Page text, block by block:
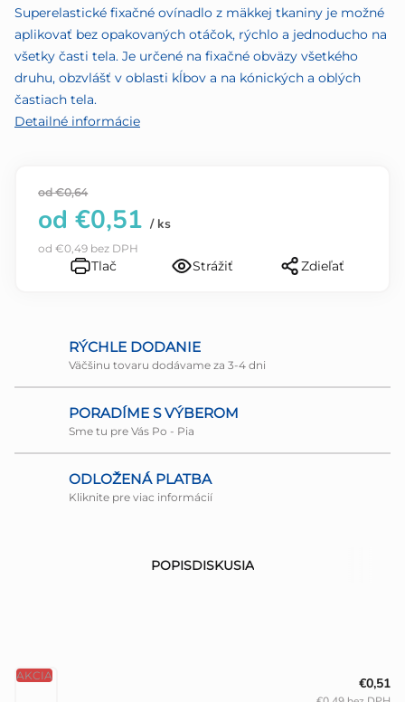
5
hviezdičiek.
Superelastické fixačné ovínadlo z mäkkej tkaniny je možné
aplikovať bez opakovaných otáčok, rýchlo a jednoducho na
všetky časti tela. Je určené na fixačné obväzy všetkého
druhu, obzvlášť v oblasti kĺbov a na kónických a oblých
častiach tela.
Detailné informácie
od €0,64
od €0,51 / ks
od €0,49 bez DPH
Tlač Strážiť Zdieľať
RÝCHLE DODANIE
Väčšinu tovaru dodávame za 3-4 dni
PORADÍME S VÝBEROM
Sme tu pre Vás Po - Pia
ODLOŽENÁ PLATBA
Kliknite pre viac informácií
POPISDISKUSIA
AKCIA €0,51